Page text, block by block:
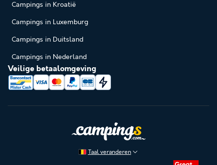
Campings in Kroatië
Campings in Luxemburg
Campings in Duitsland
Campings in Nederland
Veilige betaalomgeving
Taal veranderen